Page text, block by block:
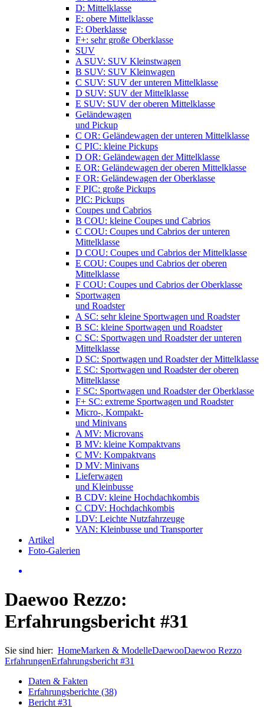
D: Mittelklasse
E: obere Mittelklasse
F: Oberklasse
F+: sehr große Oberklasse
SUV
A SUV: SUV Kleinstwagen
B SUV: SUV Kleinwagen
C SUV: SUV der unteren Mittelklasse
D SUV: SUV der Mittelklasse
E SUV: SUV der oberen Mittelklasse
Geländewagen
und Pickup
C OR: Geländewagen der unteren Mittelklasse
C PIC: kleine Pickups
D OR: Geländewagen der Mittelklasse
E OR: Geländewagen der oberen Mittelklasse
F OR: Geländewagen der Oberklasse
F PIC: große Pickups
PIC: Pickups
Coupes und Cabrios
B COU: kleine Coupes und Cabrios
C COU: Coupes und Cabrios der unteren
Mittelklasse
D COU: Coupes und Cabrios der Mittelklasse
E COU: Coupes und Cabrios der oberen
Mittelklasse
F COU: Coupes und Cabrios der Oberklasse
Sportwagen
und Roadster
A SC: sehr kleine Sportwagen und Roadster
B SC: kleine Sportwagen und Roadster
C SC: Sportwagen und Roadster der unteren
Mittelklasse
D SC: Sportwagen und Roadster der Mittelklasse
E SC: Sportwagen und Roadster der oberen
Mittelklasse
F SC: Sportwagen und Roadster der Oberklasse
F+ SC: extreme Sportwagen und Roadster
Micro-, Kompakt-
und Minivans
A MV: Microvans
B MV: kleine Kompaktvans
C MV: Kompaktvans
D MV: Minivans
Lieferwagen
und Kleinbusse
B CDV: kleine Hochdachkombis
C CDV: Hochdachkombis
LDV: Leichte Nutzfahrzeuge
VAN: Kleinbusse und Transporter
Artikel
Foto-Galerien
Daewoo Rezzo:
Erfahrungsbericht #31
Sie sind hier: HomeMarken & ModelleDaewooDaewoo Rezzo
ErfahrungenErfahrungsbericht #31
Daten & Fakten
Erfahrungsberichte (38)
Bericht #31